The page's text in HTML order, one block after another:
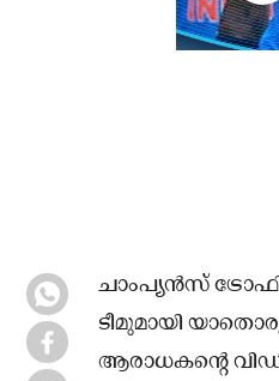
ചാംപ്യൻസ്
ടീമുമായി
ആരാധകന്റെ